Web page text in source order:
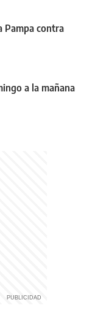
Pampa contra
a la mañana